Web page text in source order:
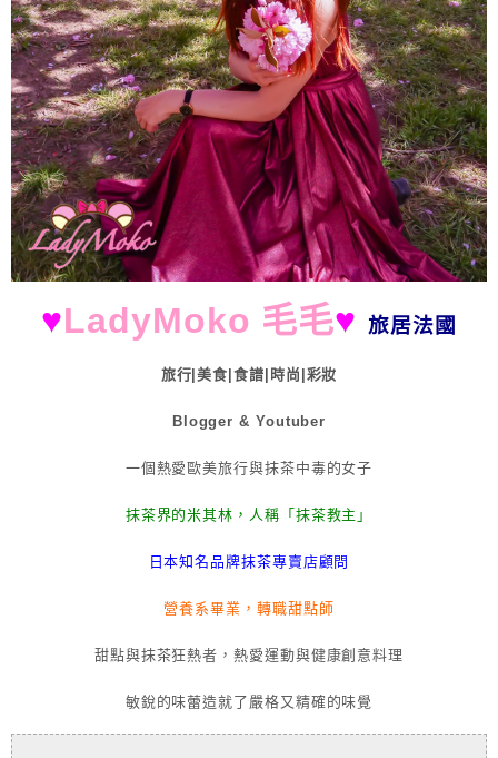
♥LadyMoko 毛毛♥ 旅居法國
旅行|美食|食譜|時尚|彩妝
Blogger & Youtuber
一個熱愛歐美旅行與抹茶中毒的女子
抹茶界的米其林，人稱「抹茶教主」
日本知名品牌抹茶專賣店顧問
營養系畢業，轉職甜點師
甜點與抹茶狂熱者，熱愛運動與健康創意料理
敏銳的味蕾造就了嚴格又精確的味覺